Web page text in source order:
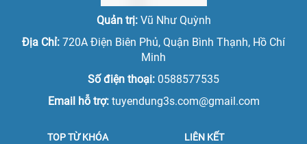
Quản trị: Vũ Như Quỳnh
Địa Chỉ: 720A Điện Biên Phủ, Quận Bình Thạnh, Hồ Chí
Minh
Số điện thoại: 0588577535
Email hỗ trợ: tuyendung3s.com@gmail.com
TOP TỪ KHÓA LIÊN KẾT